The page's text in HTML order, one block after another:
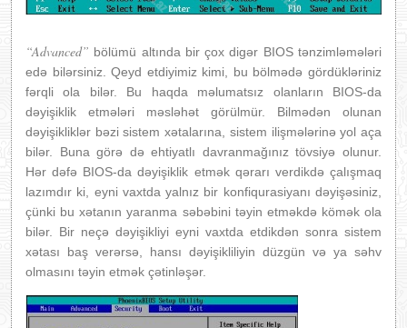
“Advanced” bölümü altında bir çox digər BIOS tənzimləmələri
edə bilərsiniz. Qeyd etdiyimiz kimi, bu bölmədə gördükləriniz
fərqli ola bilər. Bu haqda məlumatsız olanların BIOS-da
dəyişiklik etmələri məsləhət görülmür. Bilmədən olunan
dəyişikliklər bəzi sistem xətalarına, sistem ilişmələrinə yol aça
bilər. Buna görə də ehtiyatlı davranmağınız tövsiyə olunur.
Hər dəfə BIOS-da dəyişiklik etmək qərarı verdikdə çalışmaq
lazımdır ki, eyni vaxtda yalnız bir konfiqurasiyanı dəyişəsiniz,
çünki bu xətanın yaranma səbəbini təyin etməkdə kömək ola
bilər. Bir neçə dəyişikliyi eyni vaxtda etdikdən sonra sistem
xətası baş verərsə, hansı dəyişikliliyin düzgün və ya səhv
olmasını təyin etmək çətinləşər.